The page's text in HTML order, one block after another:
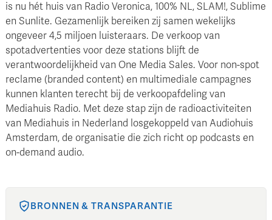
is nu hét huis van Radio Veronica, 100% NL, SLAM!, Sublime
en Sunlite. Gezamenlijk bereiken zij samen wekelijks
ongeveer 4,5 miljoen luisteraars. De verkoop van
spotadvertenties voor deze stations blijft de
verantwoordelijkheid van One Media Sales. Voor non-spot
reclame (branded content) en multimediale campagnes
kunnen klanten terecht bij de verkoopafdeling van
Mediahuis Radio. Met deze stap zijn de radioactiviteiten
van Mediahuis in Nederland losgekoppeld van Audiohuis
Amsterdam, de organisatie die zich richt op podcasts en
on-demand audio.
BRONNEN & TRANSPARANTIE